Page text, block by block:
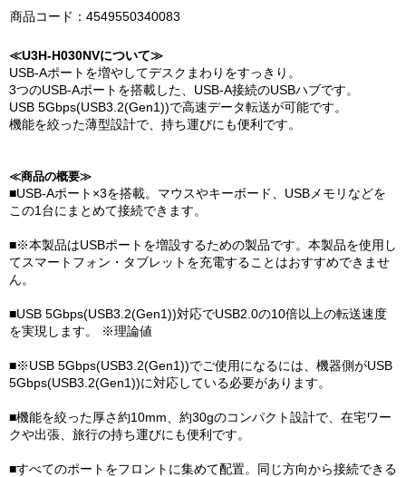
商品コード：4549550340083
≪U3H-H030NVについて≫
USB-Aポートを増やしてデスクまわりをすっきり。
3つのUSB-Aポートを搭載した、USB-A接続のUSBハブです。
USB 5Gbps(USB3.2(Gen1))で高速データ転送が可能です。
機能を絞った薄型設計で、持ち運びにも便利です。
≪商品の概要≫
■USB-Aポート×3を搭載。マウスやキーボード、USBメモリなどを
この1台にまとめて接続できます。
■※本製品はUSBポートを増設するための製品です。本製品を使用し
てスマートフォン・タブレットを充電することはおすすめできませ
ん。
■USB 5Gbps(USB3.2(Gen1))対応でUSB2.0の10倍以上の転送速度
を実現します。 ※理論値
■※USB 5Gbps(USB3.2(Gen1))でご使用になるには、機器側がUSB
5Gbps(USB3.2(Gen1))に対応している必要があります。
■機能を絞った厚さ約10mm、約30gのコンパクト設計で、在宅ワー
クや出張、旅行の持ち運びにも便利です。
■すべてのポートをフロントに集めて配置。同じ方向から接続できる